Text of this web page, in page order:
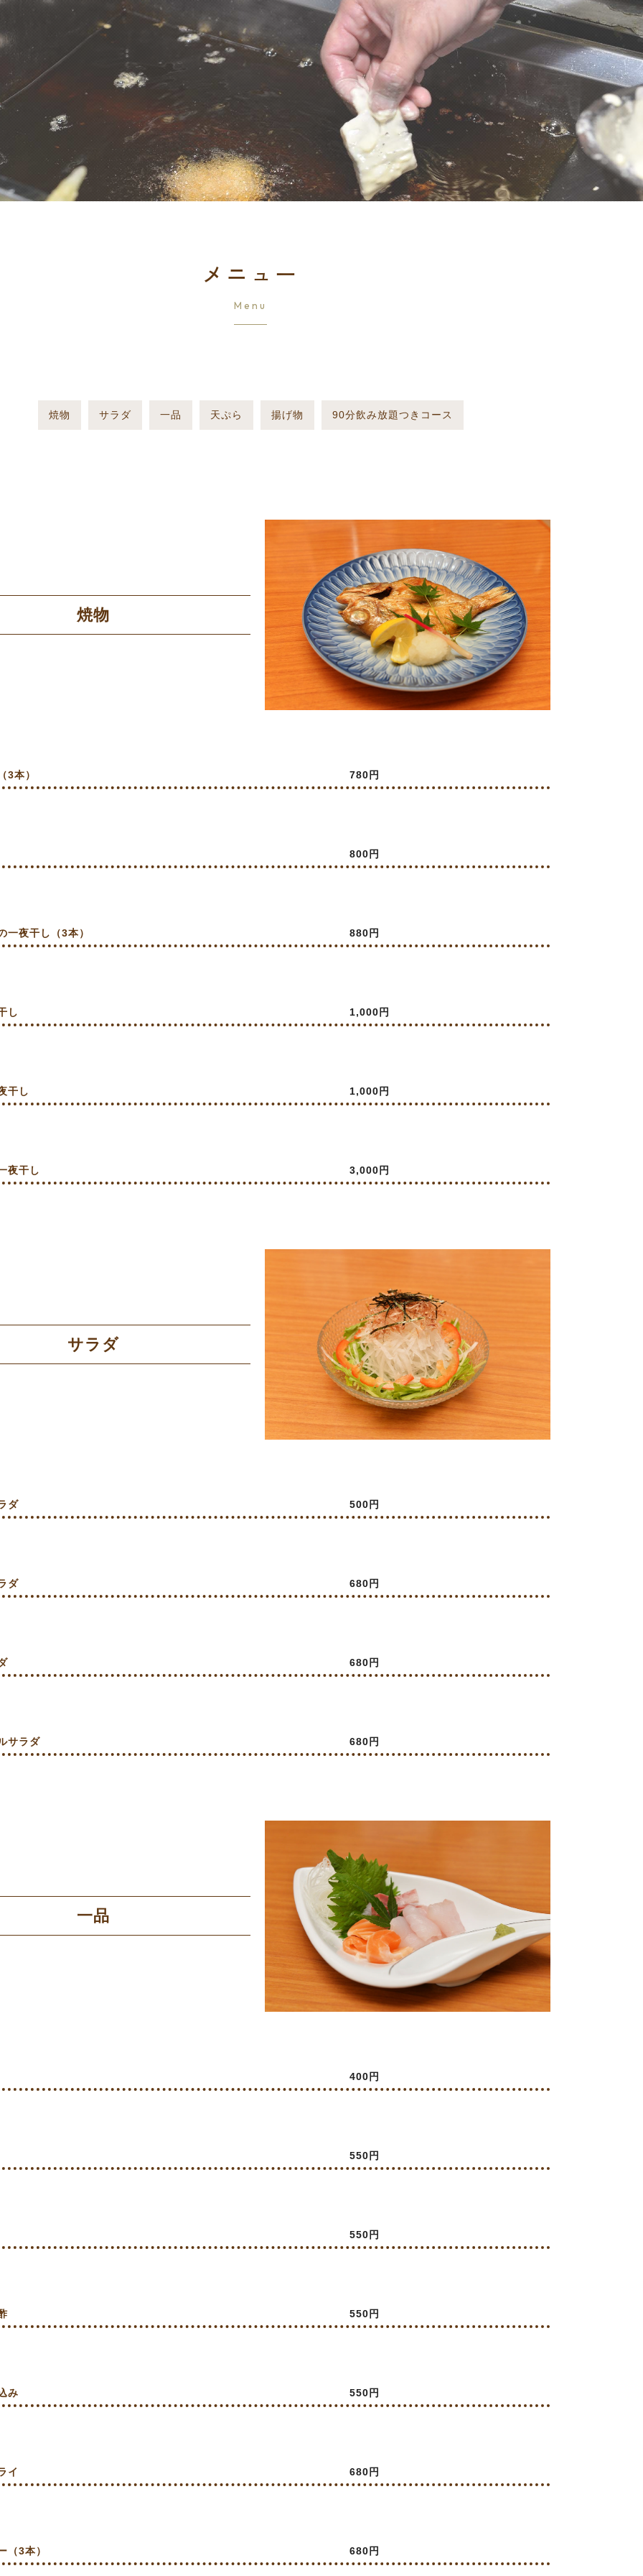
メニュー
Menu
焼物 サラダ 一品 天ぷら 揚げ物 90分飲み放題つきコース
焼物
3本） 780円
800円
一夜干し（3本） 880円
し 1,000円
干し 1,000円
夜干し 3,000円
サラダ
ダ 500円
ダ 680円
680円
サラダ 680円
一品
400円
550円
550円
550円
み 550円
イ 680円
（3本） 680円